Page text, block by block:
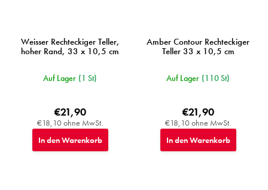
Weisser Rechteckiger Teller,
hoher Rand, 33 x 10,5 cm
Auf Lager (1 St)
€18,10 ohne MwSt.
€21,90
In den Warenkorb
Amber Contour Rechteckiger
Teller 33 x 10,5 cm
Auf Lager (110 St)
€18,10 ohne MwSt.
€21,90
In den Warenkorb